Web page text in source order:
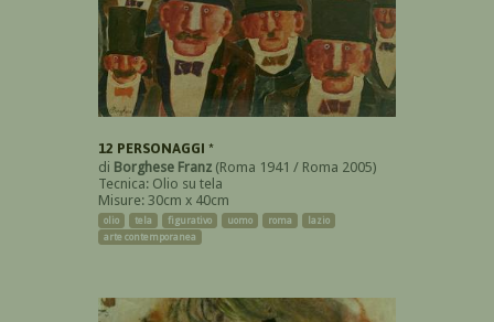
12 PERSONAGGI *
di Borghese Franz (Roma 1941 / Roma 2005)
Tecnica: Olio su tela
Misure: 30cm x 40cm
olio tela figurativo uomo roma
lazio
arte contemporanea